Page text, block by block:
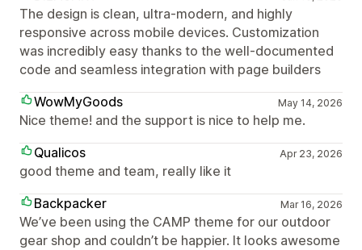
The design is clean, ultra-modern, and highly
responsive across mobile devices. Customization
was incredibly easy thanks to the well-documented
code and seamless integration with page builders
WowMyGoods
May 14, 2026
Nice theme! and the support is nice to help me.
Qualicos
Apr 23, 2026
good theme and team, really like it
Backpacker
Mar 16, 2026
We’ve been using the CAMP theme for our outdoor
gear shop and couldn’t be happier. It looks awesome